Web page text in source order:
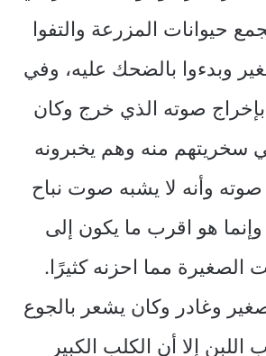
حيوانات المزرعة والتفوا
وبدءوا بالضحك عليه، وفي
بإخراج صوته الذي خرج وكان
سخريتهم منه وهم يخبرونه
وأنه لا يشبه صوت نباح
هو اقرب ما يكون إلى
الصغيرة مما احزنه كثيرًا.
وغادر وكان يشعر بالجوع
إلا أن الكلب الكبير